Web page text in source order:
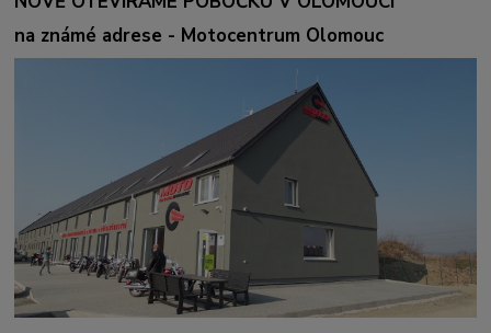
na známé adrese - Motocentrum Olomouc